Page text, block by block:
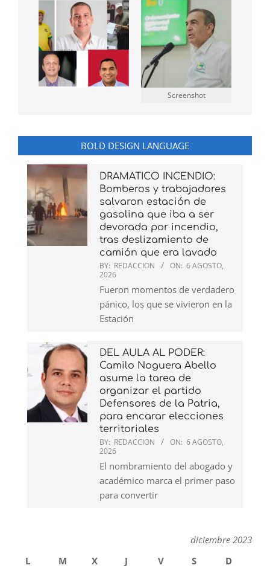
Screenshot
BOLD DESIGN LANGUAGE
DRAMATICO INCENDIO:
Bomberos y trabajadores
salvaron estación de
gasolina que iba a ser
devorada por incendio,
tras deslizamiento de
camión que era lavado
BY: REDACCION ON: 6 AGOSTO,
2026
Fueron momentos de verdadero
pánico, los que se vivieron en la
Estación
DEL AULA AL PODER:
Camilo Noguera Abello
asume la tarea de
organizar el partido
Defensores de la Patria,
para encarar elecciones
territoriales
BY: REDACCION ON: 6 AGOSTO,
2026
El nombramiento del abogado y
académico marca el primer paso
para convertir
diciembre 2023
L
M X J V S
D